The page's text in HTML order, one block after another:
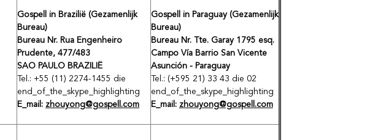
Gospell in Brazilië (Gezamenlijk
Bureau)
Bureau Nr. Rua Engenheiro
Prudente, 477/483
SAO PAULO BRAZILIË
Tel.: +55 (11) 2274-1455 die
end_of_the_skype_highlighting
E_mail: zhouyong@gospell.com
Gospell in Paraguay (Gezamenlijk
Bureau)
Bureau Nr. Tte. Garay 1795 esq.
Campo Vía Barrio San Vicente
Asunción - Paraguay
Tel.: (+595 21) 33 43 die 02
end_of_the_skype_highlighting
E_mail: zhouyong@gospell.com